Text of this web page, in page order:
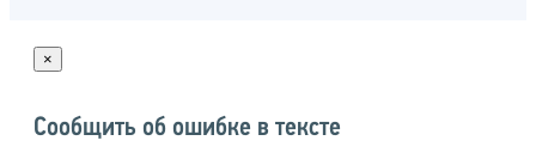
×
Сообщить об ошибке в тексте